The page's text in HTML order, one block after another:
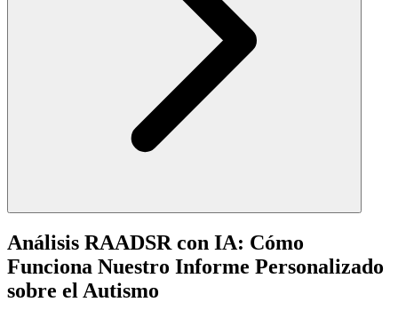
Análisis RAADSR con IA: Cómo
Funciona Nuestro Informe Personalizado
sobre el Autismo